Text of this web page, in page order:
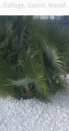
, Dallage, Gazon, Massif,